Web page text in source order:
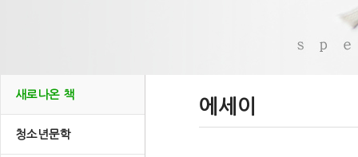
새로나온 책
청소년문학
에세이